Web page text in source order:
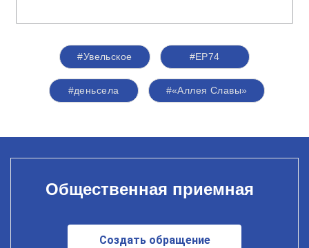
#Увельское #ЕР74
#деньсела #«Аллея Славы»
Общественная приемная
Создать обращение